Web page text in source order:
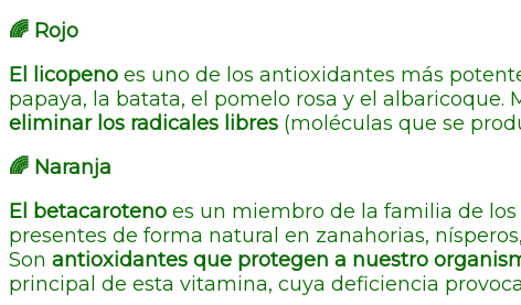
🌈 Rojo
El licopeno es uno de los antioxidantes más
papaya, la batata, el pomelo rosa y el
eliminar los radicales libres (moléculas que se
🌈 Naranja
El betacaroteno es un miembro de la familia de
presentes de forma natural en zanahorias,
Son antioxidantes que protegen a nuestro
principal de esta vitamina, cuya deficiencia